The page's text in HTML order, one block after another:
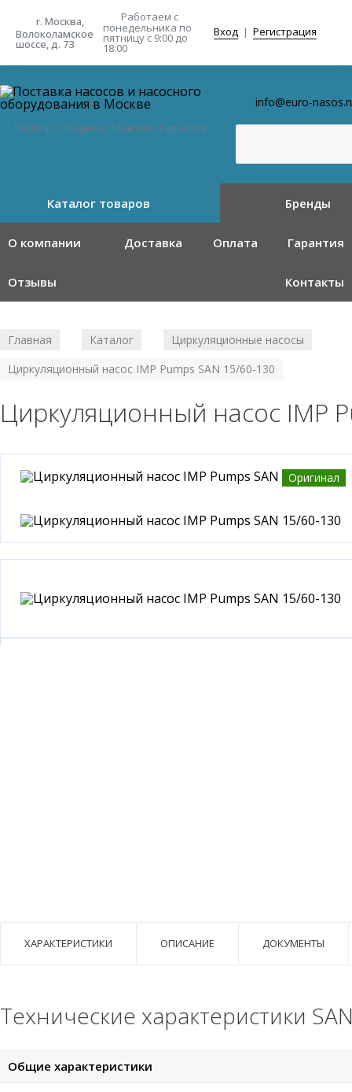
г. Москва,
Волоколамское
шоссе, д. 73
Работаем с
понедельника по
пятницу с 9:00 до
18:00
Вход | Регистрация
Подбор · Продажа · Монтаж · Гарантия
info@euro-
Каталог товаров Бренды
О компании Доставка Оплата Гарантия
Отзывы Контакты
Главная Каталог Циркуляционные насосы
Циркуляционный насос IMP Pumps SAN 15/60-130
Циркуляционный насос IMP
Оригинал
ХАРАКТЕРИСТИКИ ОПИСАНИЕ ДОКУМЕНТЫ
Технические характеристики
Общие характеристики